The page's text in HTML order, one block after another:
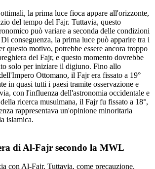
la prima luce fioca appare all'orizzonte,
del tempo del Fajr. Tuttavia, questo
può variare a seconda delle condizioni
conseguenza, la prima luce può apparire tra i
questo motivo, potrebbe essere ancora troppo
del Fajr, e questo momento dovrebbe
solo per iniziare il digiuno. Fino allo
Ottomano, il Fajr era fissato a 19°
in quasi tutti i paesi tramite osservazione e
con l'influenza dell'astronomia occidentale e
ricerca musulmana, il Fajr fu fissato a 18°,
rappresentava un'opinione minoritaria
islamica.
di Al-Fajr secondo la MWL
con Al-Fajr. Tuttavia, come precauzione,